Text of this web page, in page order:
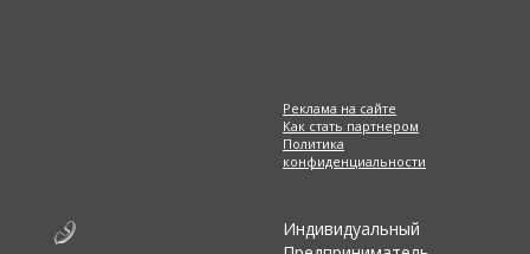
Реклама на сайте
Как стать партнером
Политика
конфиденциальности
Индивидуальный